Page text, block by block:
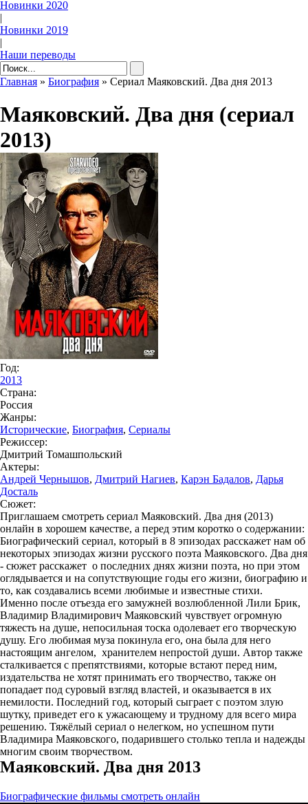
Новинки 2020
|
Новинки 2019
|
Наши переводы
Главная » Биография » Сериал Маяковский. Два дня 2013
Маяковский. Два дня (сериал
2013)
Год:
2013
Страна:
Россия
Жанры:
Исторические, Биография, Сериалы
Режиссер:
Дмитрий Томашпольский
Актеры:
Андрей Чернышов, Дмитрий Нагиев, Карэн Бадалов, Дарья
Досталь
Сюжет:
Приглашаем смотреть сериал Маяковский. Два дня (2013)
онлайн в хорошем качестве, а перед этим коротко о содержании:
Биографический сериал, который в 8 эпизодах расскажет нам об
некоторых эпизодах жизни русского поэта Маяковского. Два дня
- сюжет расскажет о последних днях жизни поэта, но при этом
оглядывается и на сопутствующие годы его жизни, биографию и
то, как создавались всеми любимые и известные стихи.
Именно после отъезда его замужней возлюбленной Лили Брик,
Владимир Владимирович Маяковский чувствует огромную
тяжесть на душе, непосильная тоска одолевает его творческую
душу. Его любимая муза покинула его, она была для него
настоящим ангелом, хранителем непростой души. Автор также
сталкивается с препятствиями, которые встают перед ним,
издательства не хотят принимать его творчество, также он
попадает под суровый взгляд властей, и оказывается в их
немилости. Последний год, который сыграет с поэтом злую
шутку, приведет его к ужасающему и трудному для всего мира
решению. Тяжёлый сериал о нелегком, но успешном пути
Владимира Маяковского, подарившего столько тепла и надежды
многим своим творчеством.
Маяковский. Два дня 2013
Биографические фильмы смотреть онлайн